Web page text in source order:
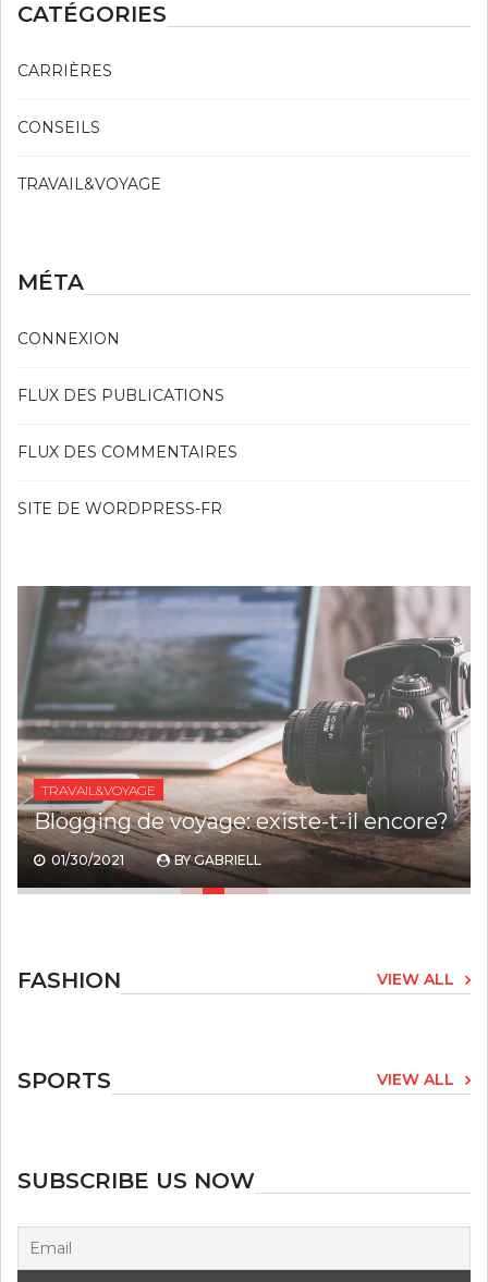
CATÉGORIES
CARRIÈRES
CONSEILS
TRAVAIL&VOYAGE
MÉTA
CONNEXION
FLUX DES PUBLICATIONS
FLUX DES COMMENTAIRES
SITE DE WORDPRESS-FR
TRAVAIL&VOYAGE
Blogging de voyage: existe-t-il encore?
01/30/2021 BYGABRIELL
FASHION VIEW ALL
SPORTS VIEW ALL
SUBSCRIBE US NOW